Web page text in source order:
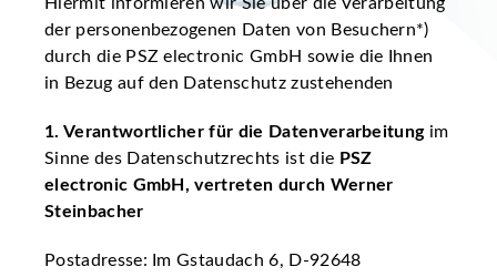
der personenbezogenen Daten von Besuchern*)
durch die PSZ electronic GmbH sowie die Ihnen
in Bezug auf den Datenschutz zustehenden
1. Verantwortlicher für die Datenverarbeitung im
Sinne des Datenschutzrechts ist die PSZ
electronic GmbH, vertreten durch Werner
Steinbacher
Postadresse: Im Gstaudach 6, D-92648